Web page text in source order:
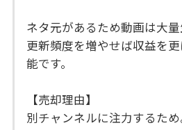
ネタ元があるため動画は大量
更新頻度を増やせば収益を
能です。
【売却理由】
別チャンネルに注力するため